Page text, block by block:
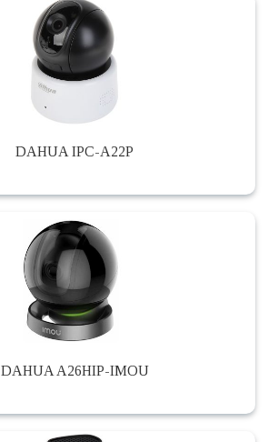
DAHUA IPC-A22P
DAHUA A26HIP-IMOU